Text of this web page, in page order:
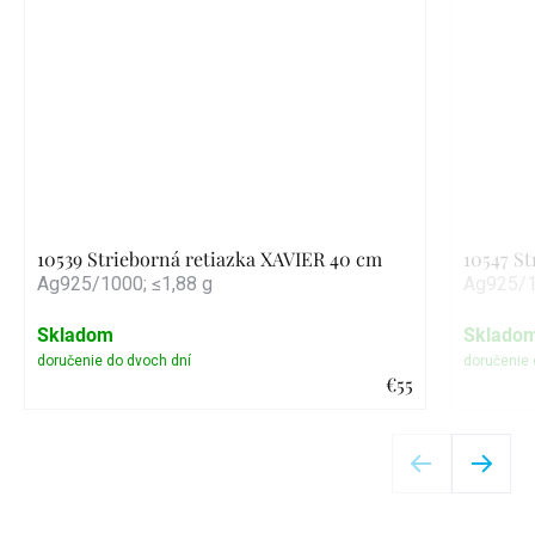
10539 Strieborná retiazka XAVIER 40 cm
Ag925/1000; ≤1,88 g
€55
Skladom
10547